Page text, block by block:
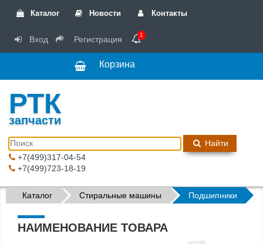
Каталог Новости Контакты
Вход Регистрация 1
Корзина
РТК
запчасти
Найти
+7(499)317-04-54
+7(499)723-18-19
Каталог Стиральные машины Подшипники
НАИМЕНОВАНИЕ ТОВАРА